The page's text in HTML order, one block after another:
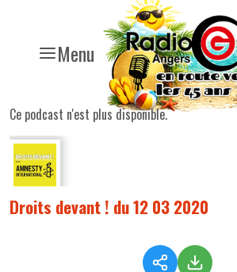
Menu
Ce podcast n'est plus disponible.
Droits devant ! du 12 03 2020